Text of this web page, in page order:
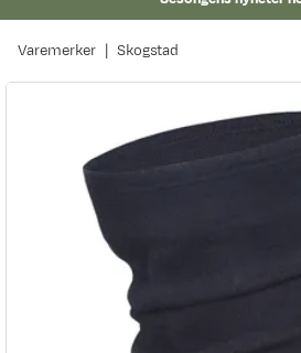
Varemerker Skogstad